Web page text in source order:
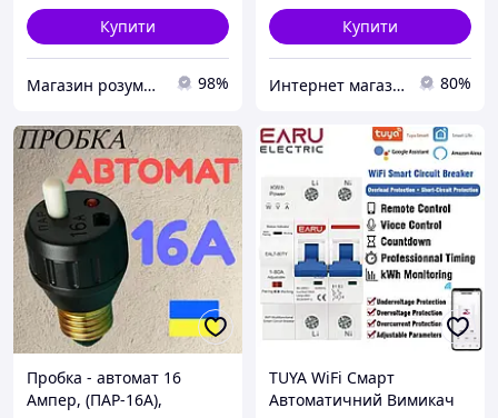
Купити
Магазин розумних девайсів Tuya Smart Life UA 98%
Купити
Интернет магазин «БЕЗ НАКРУТОК» 80%
Пробка - автомат 16
Ампер, (ПАР-16А),
TUYA WiFi Смарт
Автоматичний Вимикач